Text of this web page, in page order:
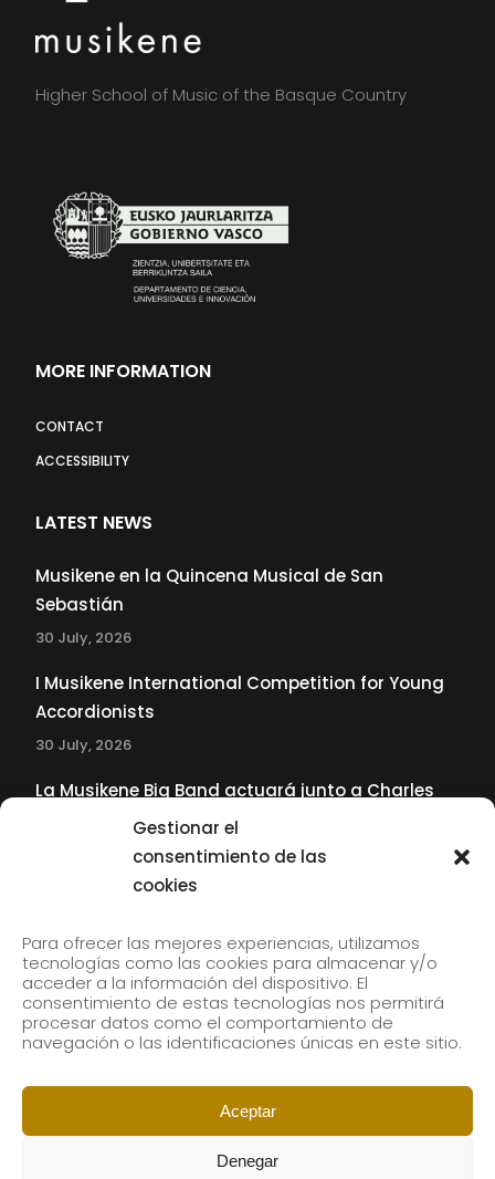
Gestionar el
consentimiento de las
cookies
Para ofrecer las mejores experiencias, utilizamos
tecnologías como las cookies para almacenar y/o
acceder a la información del dispositivo. El
consentimiento de estas tecnologías nos permitirá
procesar datos como el comportamiento de
navegación o las identificaciones únicas en este sitio.
Aceptar
Denegar
Higher School of Music of the Basque Country
MORE INFORMATION
CONTACT
ACCESSIBILITY
LATEST NEWS
Musikene en la Quincena Musical de San
Sebastián
30 July, 2026
I Musikene International Competition for Young
Accordionists
30 July, 2026
La Musikene Big Band actuará junto a Charles
Tolliver en el 61 Jazzaldia
Subscribe to our newsletter to receive our news by
email.